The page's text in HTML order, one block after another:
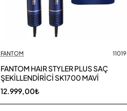
FANTOM
FANTOM HAIR STYLER PLUS SAÇ
ŞEKİLLENDİRİCİ SK1700 MAVİ
12.999,00₺